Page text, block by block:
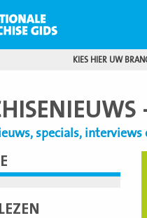
KIES HIER UW
specials,